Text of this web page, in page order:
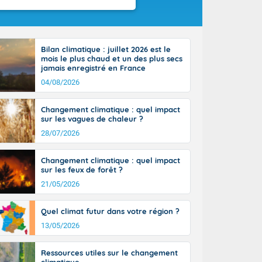
Bilan climatique : juillet 2026 est le
mois le plus chaud et un des plus secs
jamais enregistré en France
04/08/2026
Changement climatique : quel impact
sur les vagues de chaleur ?
28/07/2026
Changement climatique : quel impact
sur les feux de forêt ?
21/05/2026
Quel climat futur dans votre région ?
13/05/2026
Ressources utiles sur le changement